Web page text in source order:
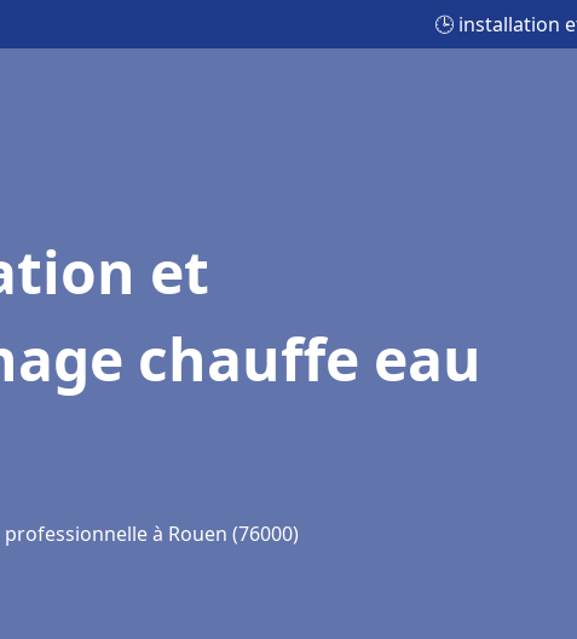
🕒 installation
et
chauffe eau
à Rouen (76000)